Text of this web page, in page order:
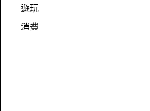
遊玩
消費